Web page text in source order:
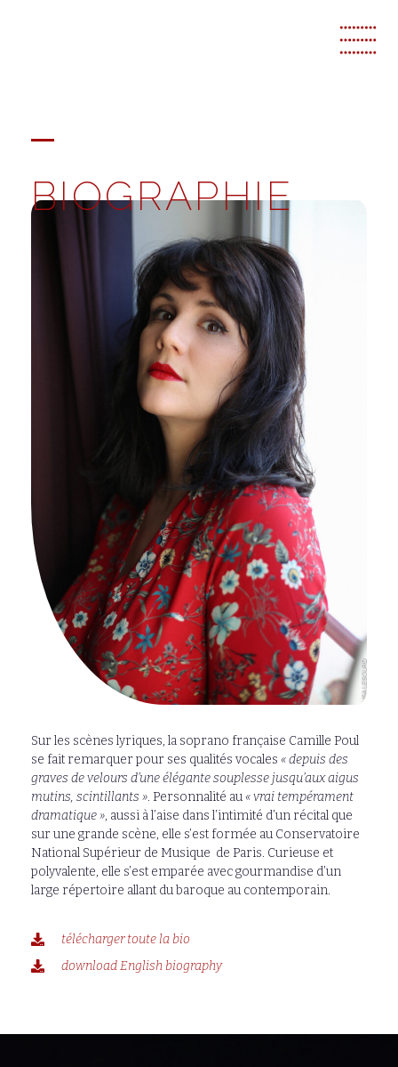
BIOGRAPHIE
Sur les scènes lyriques, la soprano française Camille Poul
se fait remarquer pour ses qualités vocales « depuis des
graves de velours d’une élégante souplesse jusqu’aux aigus
mutins, scintillants ». Personnalité au « vrai tempérament
dramatique », aussi à l’aise dans l’intimité d’un récital que
sur une grande scène, elle s’est formée au Conservatoire
National Supérieur de Musique de Paris. Curieuse et
polyvalente, elle s’est emparée avec gourmandise d’un
large répertoire allant du baroque au contemporain.
télécharger toute la bio
download English biography